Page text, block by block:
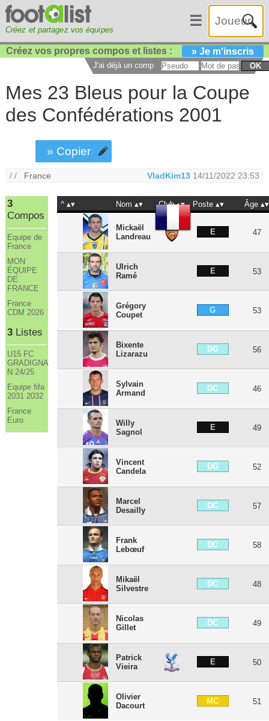
Créez et partagez vos équipes
☰
Créez vos propres compos et listes : » Je m'inscris
J'ai déjà un compte : OK
Mes 23 Bleus pour la Coupe
des Confédérations 2001
» Copier
/ / France VladKim13 14/11/2022 23:53
3
Compos
Equipe de
France
MON
ÉQUIPE
DE
FRANCE
France
CDM 2026
3Listes
U15 FC
GRADIGNA
N 24/25
Equipe fifa
2031 2032
France
Euro
^ Nom Club Poste Âge
Mickaël
Landreau
E 47
Ulrich
Ramé
E 53
Grégory
Coupet
G 53
Bixente
Lizarazu
DG 56
Sylvain
Armand
DC 46
Willy
Sagnol
E 49
Vincent
Candela
DG 52
Marcel
Desailly
DC 57
Frank
Lebœuf
DC 58
Mikaël
Silvestre
DC 48
Nicolas
Gillet
DC 49
Patrick
Vieira
E 50
Olivier
Dacourt
MC 51